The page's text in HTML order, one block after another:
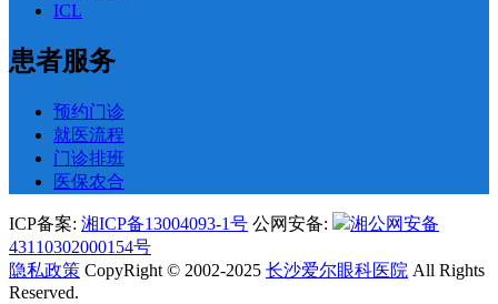
ICL
患者服务
预约门诊
就医流程
门诊排班
医保农合
ICP备案: 湘ICP备13004093-1号 公网安备:
湘公网安备
43110302000154号
隐私政策 CopyRight © 2002-2025 长沙爱尔眼科医院 All Rights
Reserved.